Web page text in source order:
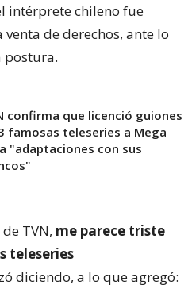
intérprete chileno fue
de derechos, ante lo
postura.
confirma que licenció guiones
famosas teleseries a Mega
"adaptaciones con sus
TVN, me parece triste
teleseries
diciendo, a lo que agregó: